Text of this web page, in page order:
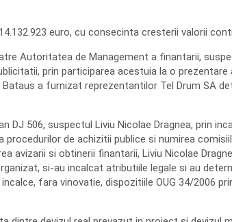
euro, cu consecinta cresterii valorii
Autoritatea de Management a finantarii,
prin participarea acestuia la o
a furnizat reprezentantilor Tel Drum SA
DJ 506, suspectul Liviu Nicolae Dragnea, prin
de achizitii publice si numirea
avizarii si obtinerii finantarii, Liviu Nicolae
si-au incalcat atributiile legale si au
fara vinovatie, dispozitiile OUG 34/2006